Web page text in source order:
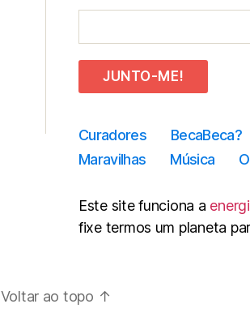
JUNTO-ME!
Curadores BecaBeca?
Maravilhas
Música
Este site funciona a
fixe termos um planeta
Voltar ao topo ↑